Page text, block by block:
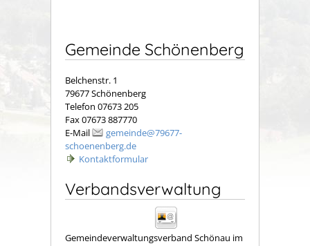
Gemeinde Schönenberg
Belchenstr. 1
79677 Schönenberg
Telefon 07673 205
Fax 07673 887770
E-Mail
gemeinde@79677-
schoenenberg.de
Kontaktformular
Verbandsverwaltung
Gemeindeverwaltungsverband Schönau im